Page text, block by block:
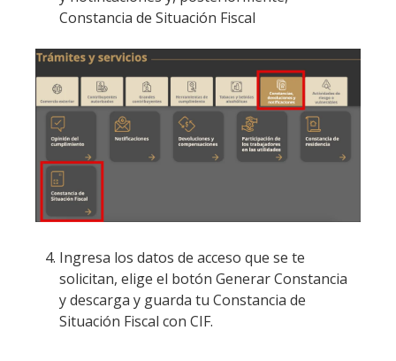
Constancia de Situación Fiscal
Ingresa los datos de acceso que se te
solicitan, elige el botón Generar Constancia
y descarga y guarda tu Constancia de
Situación Fiscal con CIF.